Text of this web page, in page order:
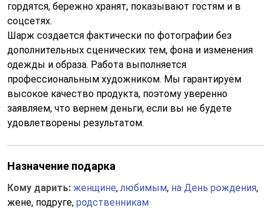
гордятся, бережно хранят, показывают гостям и в
соцсетях.
Шарж создается фактически по фотографии без
дополнительных сценических тем, фона и изменения
одежды и образа. Работа выполняется
профессиональным художником. Мы гарантируем
высокое качество продукта, поэтому уверенно
заявляем, что вернем деньги, если вы не будете
удовлетворены результатом.
Назначение подарка
Кому дарить: женщине,любимым, на День рождения,
жене, подруге, родственникам